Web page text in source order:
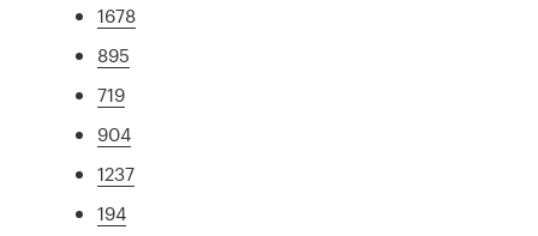
1678
895
719
904
1237
194